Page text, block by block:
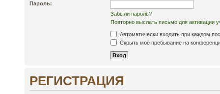
Пароль:
Забыли пароль?
Повторно выслать письмо для активации
Автоматически входить при каждом
Скрыть моё пребывание на
РЕГИСТРАЦИЯ